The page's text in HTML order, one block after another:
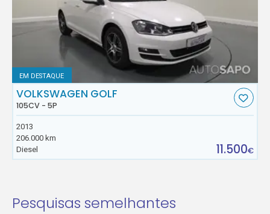
EM DESTAQUE
VOLKSWAGEN GOLF
105CV - 5P
2013
206.000 km
Diesel
11.500€
Pesquisas semelhantes